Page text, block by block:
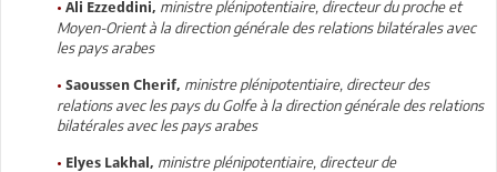
• Ali Ezzeddini, ministre plénipotentiaire, directeur du proche et
Moyen-Orient à la direction générale des relations bilatérales avec
les pays arabes
• Saoussen Cherif, ministre plénipotentiaire, directeur des
relations avec les pays du Golfe à la direction générale des relations
bilatérales avec les pays arabes
• Elyes Lakhal, ministre plénipotentiaire, directeur de